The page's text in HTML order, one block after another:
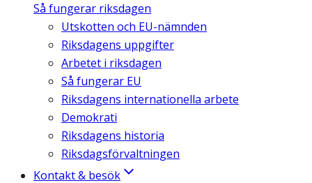
Så fungerar riksdagen
Utskotten och EU-nämnden
Riksdagens uppgifter
Arbetet i riksdagen
Så fungerar EU
Riksdagens internationella arbete
Demokrati
Riksdagens historia
Riksdagsförvaltningen
Kontakt & besök